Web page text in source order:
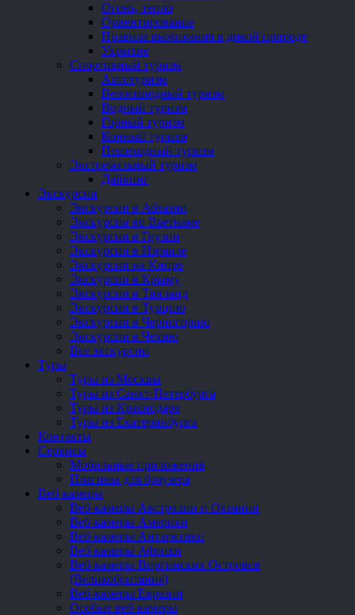
Огонь, тепло
Ориентирование
Правила выживания в дикой природе
Укрытие
Спортивный туризм
Автотуризм
Велосипедный туризм
Водный туризм
Горный туризм
Конный туризм
Пешеходный туризм
Экстремальный туризм
Дайвинг
Экскурсии
Экскурсии в Абхазии
Экскурсии во Вьетнаме
Экскурсии в Грузии
Экскурсии в Израиле
Экскурсии на Кипре
Экскурсии в Крыму
Экскурсии в Таиланд
Экскурсии в Турцию
Экскурсии в Черногорию
Экскурсии в Чехию
Все экскурсии
Туры
Туры из Москвы
Туры из Санкт-Петербурга
Туры из Краснодара
Туры из Екатеринбурга
Контакты
Сервисы
Мобильные приложения
Плагины для браузера
Веб-камеры
Веб-камеры Австралии и Океании
Веб-камеры Америки
Веб-камеры Антарктики
Веб-камеры Африки
Веб-камеры Виргинских Островов
(Великобритания)
Веб-камеры Евразии
Особые веб-камеры